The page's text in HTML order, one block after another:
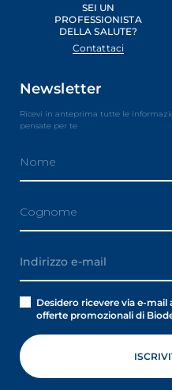
SEI UN
PROFESSIONISTA
DELLA SALUTE?
Contattaci
Newsletter
Ricevi in anteprima tutte le
pensate per te
Desidero ricevere via e-
offerte promozionali di